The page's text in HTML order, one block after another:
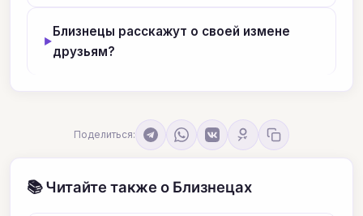
Близнецы расскажут о своей измене
друзьям?
Поделиться:
📚 Читайте также о Близнецах